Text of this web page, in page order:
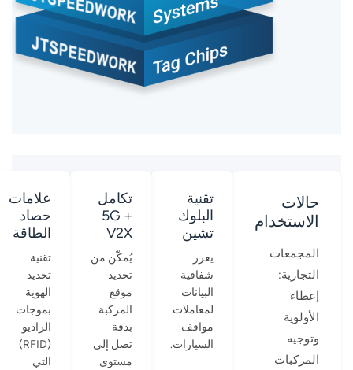
حالات
الاستخدام
المجمعات
التجارية:
إعطاء
الأولوية
وتوجيه
المركبات
تقنية
البلوك
تشين
يعزز
شفافية
البيانات
لمعاملات
مواقف
السيارات.
تكامل
5G +
V2X
يُمكّن من
تحديد
موقع
المركبة
بدقة
تصل إلى
مستوى
علامات
حصاد
الطاقة
تقنية
تحديد
الهوية
بموجات
الراديو
(RFID)
التي